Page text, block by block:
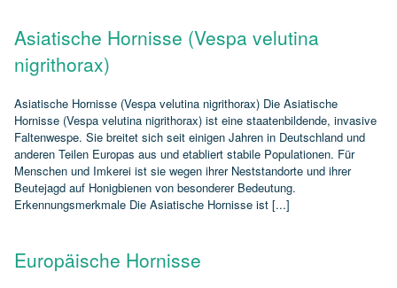
Asiatische Hornisse (Vespa velutina
nigrithorax)
Asiatische Hornisse (Vespa velutina nigrithorax) Die Asiatische
Hornisse (Vespa velutina nigrithorax) ist eine staatenbildende, invasive
Faltenwespe. Sie breitet sich seit einigen Jahren in Deutschland und
anderen Teilen Europas aus und etabliert stabile Populationen. Für
Menschen und Imkerei ist sie wegen ihrer Neststandorte und ihrer
Beutejagd auf Honigbienen von besonderer Bedeutung.
Erkennungsmerkmale Die Asiatische Hornisse ist [...]
Europäische Hornisse